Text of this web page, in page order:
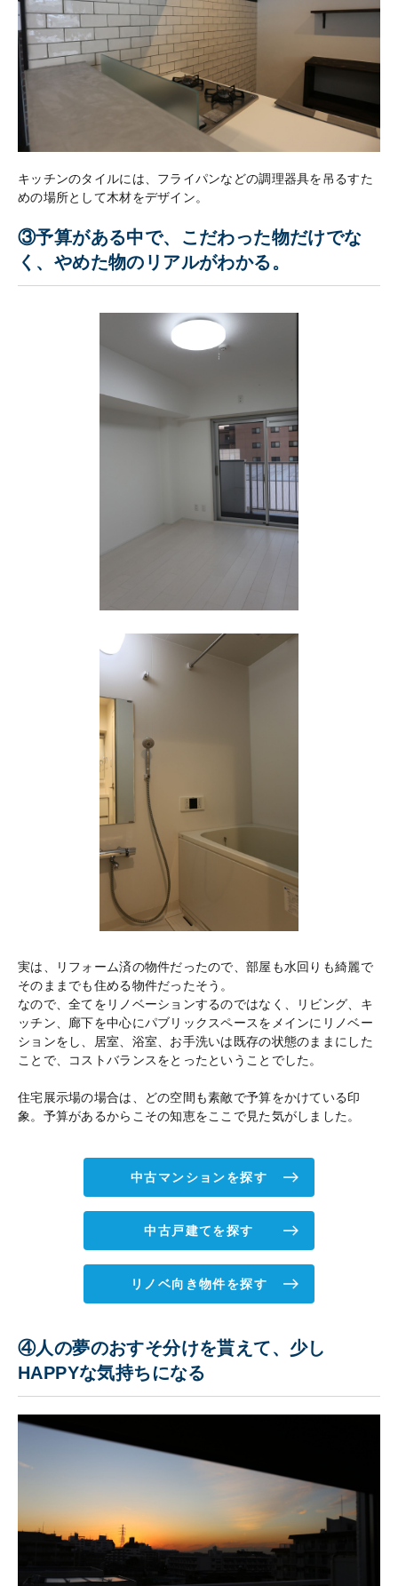
キッチンのタイルには、フライパンなどの調理器具を吊るすた
めの場所として木材をデザイン。
③予算がある中で、こだわった物だけでな
く、やめた物のリアルがわかる。
実は、リフォーム済の物件だったので、部屋も水回りも綺麗で
そのままでも住める物件だったそう。
なので、全てをリノベーションするのではなく、リビング、キ
ッチン、廊下を中心にパブリックスペースをメインにリノベー
ションをし、居室、浴室、お手洗いは既存の状態のままにした
ことで、コストバランスをとったということでした。
住宅展示場の場合は、どの空間も素敵で予算をかけている印
象。予算があるからこその知恵をここで見た気がしました。
中古マンションを探す
中古戸建てを探す
リノベ向き物件を探す
④人の夢のおすそ分けを貰えて、少し
HAPPYな気持ちになる